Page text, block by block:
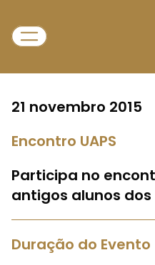
21 novembro 2015
Encontro UAPS
Participa no
antigos alunos dos
Duração do Evento